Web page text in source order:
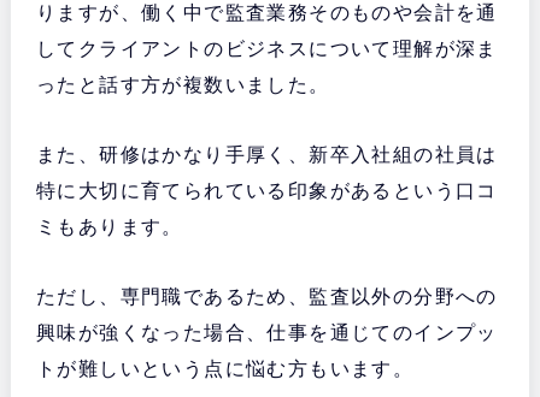
りますが、働く中で監査業務そのものや会計を通
してクライアントのビジネスについて理解が深ま
ったと話す方が複数いました。
また、研修はかなり手厚く、新卒入社組の社員は
特に大切に育てられている印象があるという口コ
ミもあります。
ただし、専門職であるため、監査以外の分野への
興味が強くなった場合、仕事を通じてのインプッ
トが難しいという点に悩む方もいます。